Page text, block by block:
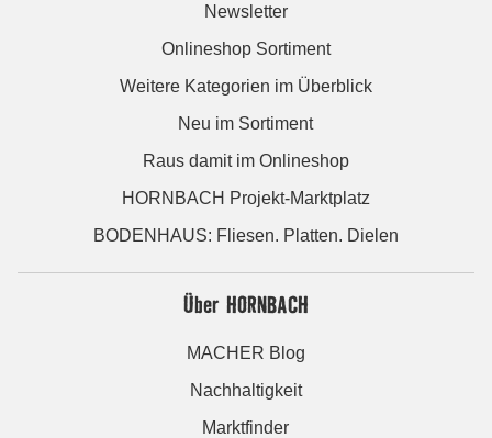
Newsletter
Onlineshop Sortiment
Weitere Kategorien im Überblick
Neu im Sortiment
Raus damit im Onlineshop
HORNBACH Projekt-Marktplatz
BODENHAUS: Fliesen. Platten. Dielen
Über HORNBACH
MACHER Blog
Nachhaltigkeit
Marktfinder